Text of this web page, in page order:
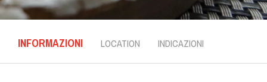
INFORMAZIONI LOCATION INDICAZIONI